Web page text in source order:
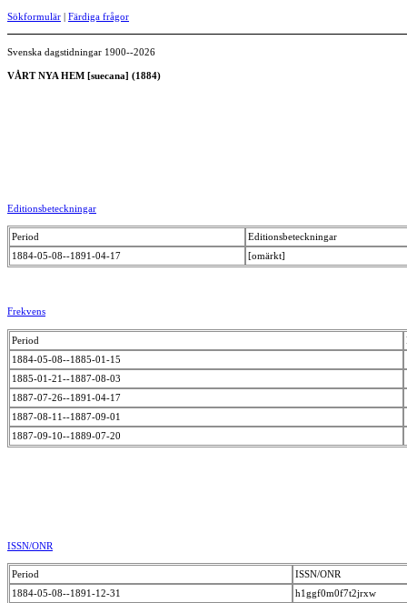
Sökformulär | Färdiga frågor
Svenska dagstidningar 1900--2026
VÅRT NYA HEM [suecana] (1884)
Editionsbeteckningar
Period
Editionsbeteckningar
1884-05-08--1891-04-17
[omärkt]
Frekvens
Period
1884-05-08--1885-01-15
1885-01-21--1887-08-03
1887-07-26--1891-04-17
1887-08-11--1887-09-01
1887-09-10--1889-07-20
ISSN/ONR
Period
ISSN/ONR
1884-05-08--1891-12-31
h1ggf0m0f7t2jrxw